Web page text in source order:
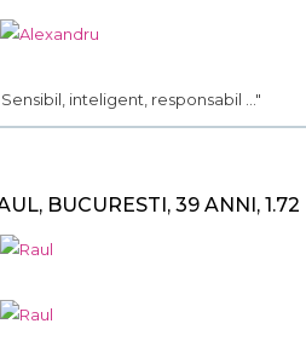
Sensibil, inteligent, responsabil ..."
BUCURESTI, 39 ANNI, 1.72